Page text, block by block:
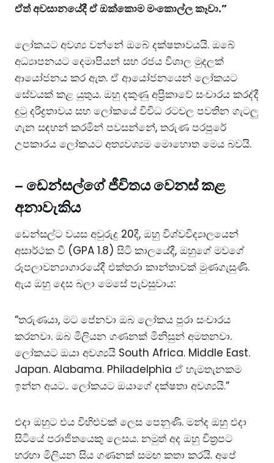
ඒත් අවසානයේදී ඒ ඔක්කොම මංකොල්ල කෑවා.”
ලෝකයට අවශ්‍ය වන්නේ ඔබේ දක්ෂතාවයයි. ඔබේ
අධ්‍යාපනයට දෙමාපියන් සහ රජය විශාල මුදලක්
ආයෝජනය කර ඇත. ඒ ආයෝජනයෙන් ලෝකයට
සේවයක් කළ යුතුය. ඔහු දකුණු අප්‍රිකාවේ සංචාරය කරද්දී
දුටු දරිද්‍රතාවය සහ ලෝකයේ විවිධ රටවල පවතින ගැටලු
ගැන සඳහන් කරමින් පවසන්නේ, තරුණ පරපුරේ
උපකාරය ලෝකයට අත්‍යවශ්‍යම මොහොත මෙය බවයි.
– ඩෙන්සල්ගේ ජීවිතය වෙනස් කළ
අනාවැකිය
ඩෙන්සල්ට වයස අවුරුදු 20දී, ඔහු විශ්වවිද්‍යාලයෙන්
අසාර්ථක වී (GPA 1.8) සිටි කාලයේදී, ඔහුගේ මවගේ
රූපලාවන්‍යාගාරයේදී එක්තරා කාන්තාවක් මුණගැසුණි.
ඇය ඔහු දෙස බලා මෙසේ පැවසුවාය:
“තරුණයා, මට පේනවා ඔබ ලෝකය පුරා සංචාරය
කරනවා. ඔබ මිලියන ගණනක් මිනිසුන් අමතනවා.
ලෝකයට ඔයා අවශ්‍යයි South Africa. Middle East.
Japan. Alabama. Philadelphia ඒ හැමතැනකම
ඉන්න අයට.. ලෝකයට ඔයාගේ දක්ෂතා අවශ්‍යයි.”
එදා ඔහුට එය විහිළුවක් ලෙස පෙනුණි. මන්ද ඔහු එදා
සිටියේ පරාජිතයෙකු ලෙසය. නමුත් අද ඔහු චිත්‍රපට
හරහා මිලියන සිය ගණනක් සමඟ කතා කරයි. අපේ